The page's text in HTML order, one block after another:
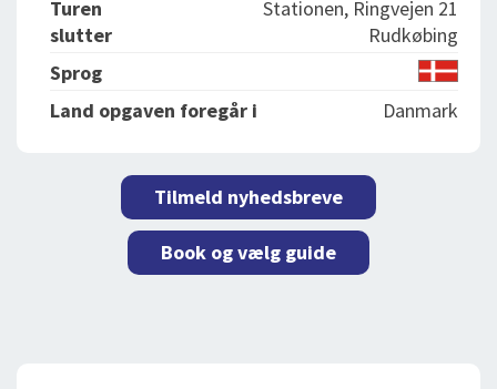
Turen
slutter
Stationen, Ringvejen 21
Rudkøbing
Sprog
Land opgaven foregår i
Danmark
Tilmeld nyhedsbreve
Book og vælg guide